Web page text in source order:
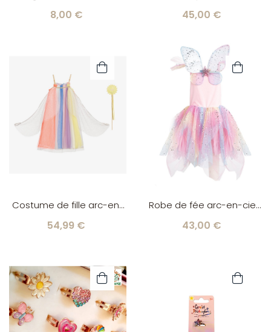
8,00 € 45,00 €
Costume de fille arc-en-
54,99 €
Robe de fée arc-en-ciel
43,00 €